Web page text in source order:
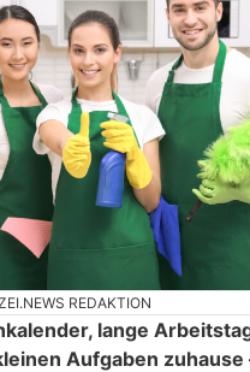
REDAKTION
lange
Aufgaben zuhause